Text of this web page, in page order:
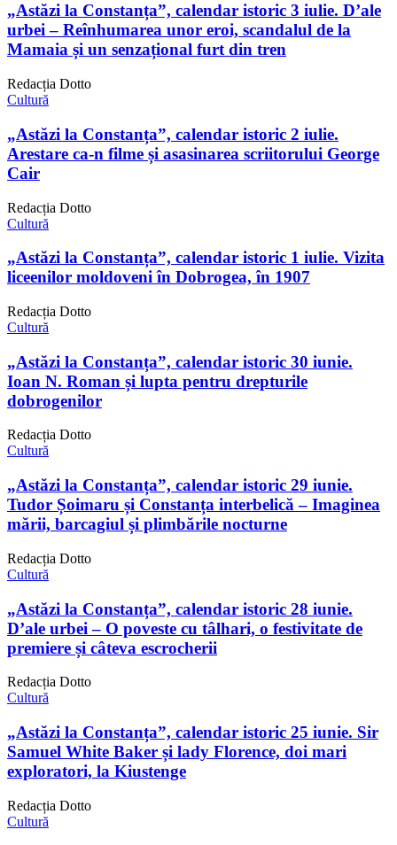
„Astăzi la Constanța”, calendar istoric 3 iulie. D’ale
urbei – Reînhumarea unor eroi, scandalul de la
Mamaia și un senzațional furt din tren
Redacția Dotto
Cultură
„Astăzi la Constanța”, calendar istoric 2 iulie.
Arestare ca-n filme și asasinarea scriitorului George
Cair
Redacția Dotto
Cultură
„Astăzi la Constanța”, calendar istoric 1 iulie. Vizita
liceenilor moldoveni în Dobrogea, în 1907
Redacția Dotto
Cultură
„Astăzi la Constanța”, calendar istoric 30 iunie.
Ioan N. Roman și lupta pentru drepturile
dobrogenilor
Redacția Dotto
Cultură
„Astăzi la Constanța”, calendar istoric 29 iunie.
Tudor Șoimaru și Constanța interbelică – Imaginea
mării, barcagiul și plimbările nocturne
Redacția Dotto
Cultură
„Astăzi la Constanța”, calendar istoric 28 iunie.
D’ale urbei – O poveste cu tâlhari, o festivitate de
premiere și câteva escrocherii
Redacția Dotto
Cultură
„Astăzi la Constanța”, calendar istoric 25 iunie. Sir
Samuel White Baker și lady Florence, doi mari
exploratori, la Kiustenge
Redacția Dotto
Cultură